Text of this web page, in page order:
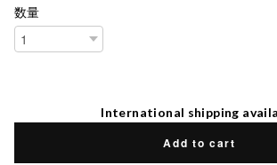
数量
International shipping
Add to cart